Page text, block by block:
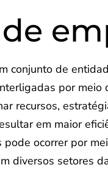
conjunto de
por meio
recursos,
em maior
ocorrer por
diversos setores